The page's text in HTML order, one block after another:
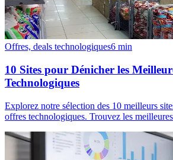
Offres, deals technologiques6 min
10 Sites pour Dénicher les
Technologiques
Explorez notre sélection des 10 meilleurs
offres technologiques. Trouvez les